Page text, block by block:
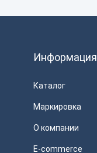
Информация
Каталог
Маркировка
О компании
E-commerce